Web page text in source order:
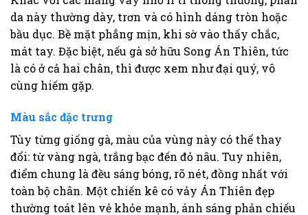
da này thường dày, trơn và có hình dáng tròn hoặc
bầu dục. Bề mặt phẳng mịn, khi sờ vào thấy chắc,
mát tay. Đặc biệt, nếu gà sở hữu Song Án Thiên, tức
là có ở cả hai chân, thì được xem như đại quý, vô
cùng hiếm gặp.
Màu sắc đặc trưng
Tùy từng giống gà, màu của vùng này có thể thay
đổi: từ vàng ngà, trắng bạc đến đỏ nâu. Tuy nhiên,
điểm chung là đều sáng bóng, rõ nét, đồng nhất với
toàn bộ chân. Một chiến kê có vảy Án Thiên đẹp
thường toát lên vẻ khỏe mạnh, ánh sáng phản chiếu